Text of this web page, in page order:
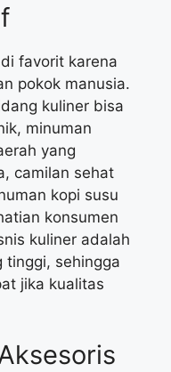
favorit karena
pokok manusia.
kuliner bisa
minuman
yang
camilan sehat
kopi susu
konsumen
kuliner adalah
tinggi, sehingga
jika kualitas